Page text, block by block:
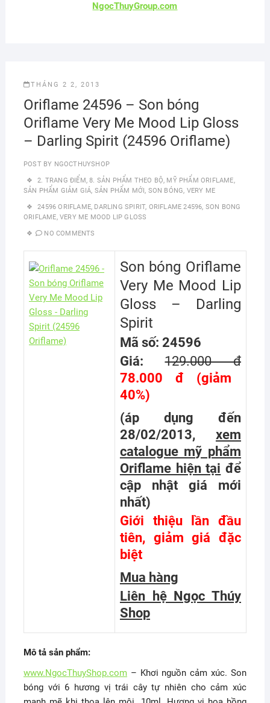
NgocThuyGroup.com
THÁNG 2 2, 2013
Oriflame 24596 – Son bóng
Oriflame Very Me Mood Lip Gloss
– Darling Spirit (24596 Oriflame)
POST BY NGOCTHUYSHOP
2. TRANG ĐIỂM,8. SẢN PHẨM THEO BỘ, MỸ PHẨM ORIFLAME,
SẢN PHẨM GIẢM GIÁ, SẢN PHẨM MỚI, SON BÓNG, VERY ME
24596 ORIFLAME, DARLING SPIRIT, ORIFLAME 24596, SON BONG
ORIFLAME, VERY ME MOOD LIP GLOSS
NO COMMENTS
Son bóng Oriflame
Very Me Mood Lip
Gloss – Darling
Spirit
Mã số: 24596
Giá:129.000 đ
78.000 đ (giảm
40%)
(áp dụng đến
28/02/2013, xem
catalogue mỹ phẩm
Oriflame hiện tại để
cập nhật giá mới
nhất)
Giới thiệu lần đầu
tiên, giảm giá đặc
biệt
Mua hàng
Liên hệ Ngọc Thúy
Shop
Mô tả sản phẩm:
www.NgocThuyShop.com– Khơi nguồn cảm xúc. Son
bóng với 6 hương vị trái cây tự nhiên cho cảm xúc